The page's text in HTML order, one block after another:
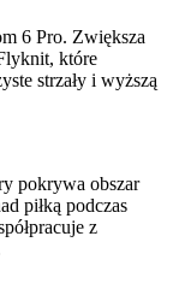
6 Pro. Zwiększa
które
strzały i wyższą
pokrywa obszar
piłką podczas
z